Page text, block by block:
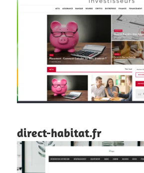
direct-habitat.fr